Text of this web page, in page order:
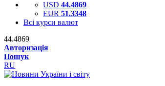
USD 44.4869
EUR 51.3348
Всі курси валют
44.4869
Авторизація
Пошук
RU